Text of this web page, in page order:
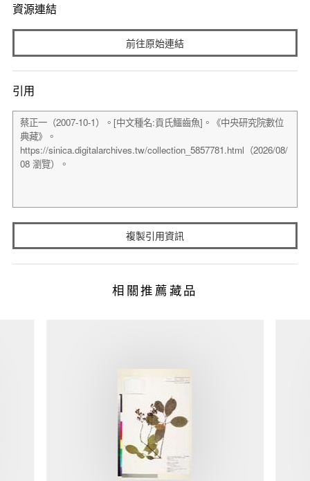
資源連結
前往原始連結
引用
複製引用資訊
相關推薦藏品